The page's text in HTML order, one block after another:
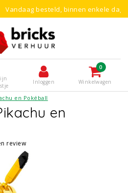
besteld, binnen enkele dagen bouwen!
Inloggen
0
Winkelwagen
en Pokéball
en
review